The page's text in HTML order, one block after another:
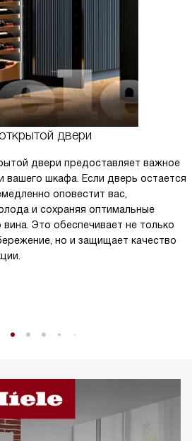
двери
двери предоставляет важное
вашего шкафа. Если дверь остается
оповестит вас,
и сохраняя оптимальные
Это обеспечивает не только
но и защищает качество